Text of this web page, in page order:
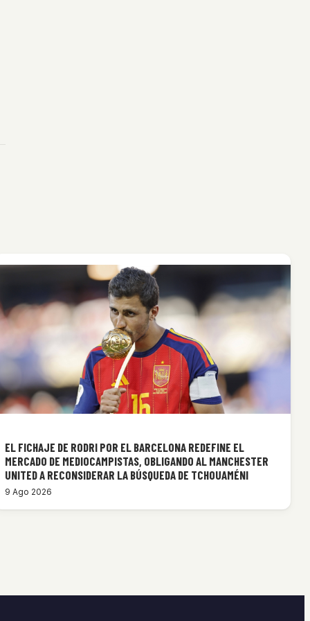
EL FICHAJE DE RODRI POR EL BARCELONA REDEFINE EL
MERCADO DE MEDIOCAMPISTAS, OBLIGANDO AL MANCHESTER
UNITED A RECONSIDERAR LA BÚSQUEDA DE TCHOUAMÉNI
9 Ago 2026